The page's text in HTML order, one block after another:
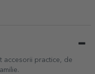
accesorii practice, de